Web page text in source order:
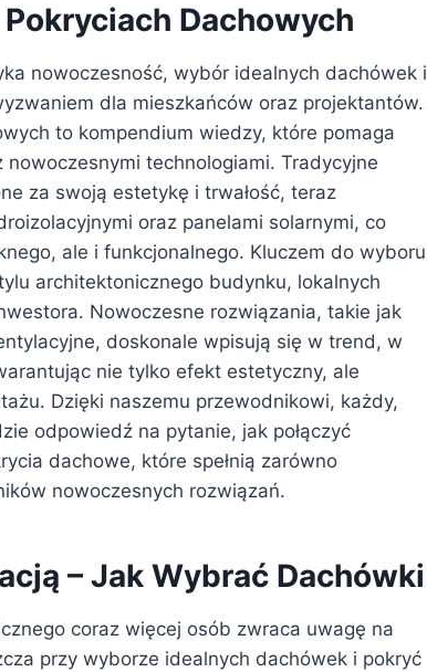
Dachowych
nowoczesność, wybór idealnych dachówek i
dla mieszkańców oraz projektantów.
to kompendium wiedzy, które pomaga
nowoczesnymi technologiami. Tradycyjne
za swoją estetykę i trwałość, teraz
oraz panelami solarnymi, co
ale i funkcjonalnego. Kluczem do wyboru
architektonicznego budynku, lokalnych
Nowoczesne rozwiązania, takie jak
doskonale wpisują się w trend, w
nie tylko efekt estetyczny, ale
Dzięki naszemu przewodnikowi, każdy,
odpowiedź na pytanie, jak połączyć
dachowe, które spełnią zarówno
nowoczesnych rozwiązań.
– Jak Wybrać Dachówki
coraz więcej osób zwraca uwagę na
przy wyborze idealnych dachówek i pokryć